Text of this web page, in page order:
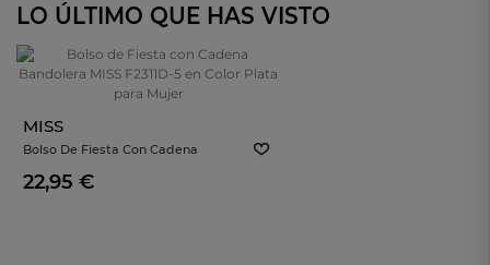
LO ÚLTIMO QUE HAS VISTO
MISS
Bolso De Fiesta Con Cadena
Bandolera MISS F2311D-5 En Color
Plata Para Mujer
22,95 €